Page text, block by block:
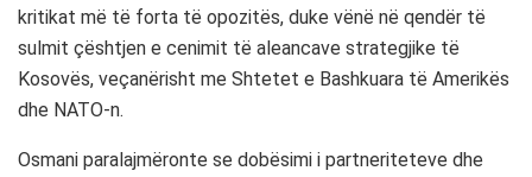
kritikat më të forta të opozitës, duke vënë në qendër të
sulmit çështjen e cenimit të aleancave strategjike të
Kosovës, veçanërisht me Shtetet e Bashkuara të Amerikës
dhe NATO-n.
Osmani paralajmëronte se dobësimi i partneriteteve dhe